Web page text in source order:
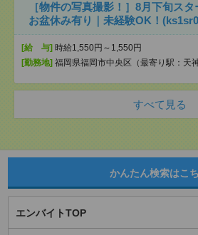
［物件の写真撮影！］8月下旬スタ
お盆休み有り｜未経験OK！
[給 与] 時給1,550円～1,550円
[勤務地] 福岡県福岡市中央区（最寄り駅：天神
すべて見る
かんたん検索はこ
エンバイトTOP